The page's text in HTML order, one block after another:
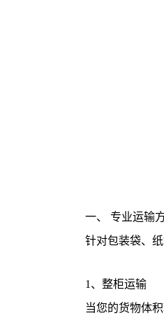
一、 专业运输
针对包装袋、
1、整柜运输
当您的货物体